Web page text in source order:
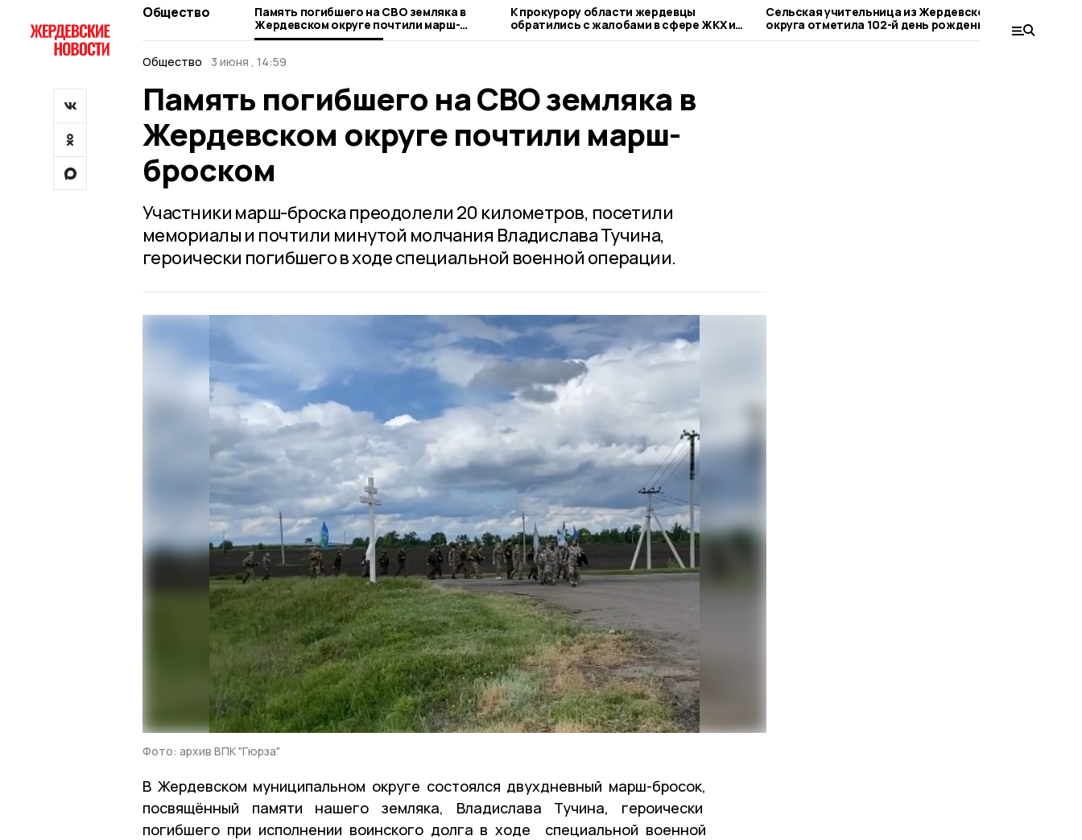
Общество
Память погибшего на СВО земляка в
Жердевском округе почтили марш-
броском
К прокурору области жердевцы
обратились с жалобами в сфере ЖКХ и
благоустройства
Сельская учительница из Жердевского
округа отметила 102-й день рождения
Общество
3 июня , 14:59
Память погибшего на СВО земляка в
Жердевском округе почтили марш-
броском
Участники марш-броска преодолели 20 километров, посетили
мемориалы и почтили минутой молчания Владислава Тучина,
героически погибшего в ходе специальной военной операции.
Фото: архив ВПК "Гюрза"
В Жердевском муниципальном округе состоялся двухдневный марш-бросок,
посвящённый памяти нашего земляка, Владислава Тучина, героически
погибшего при исполнении воинского долга в ходе специальной военной